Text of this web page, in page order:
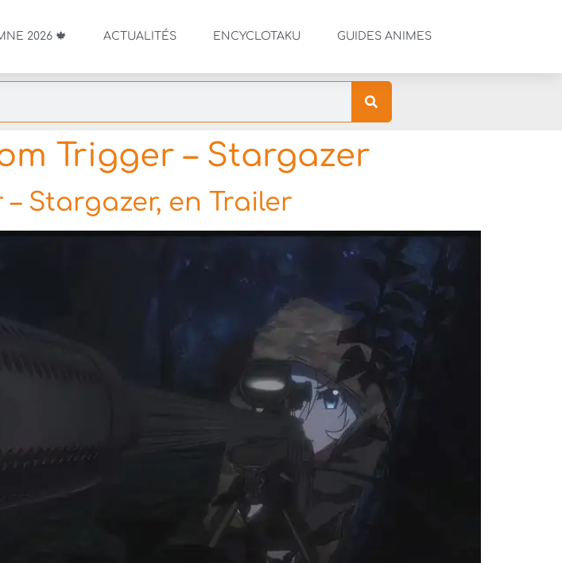
2026 🍁 ACTUALITÉS ENCYCLOTAKU GUIDES ANIMES
Trigger – Stargazer
Stargazer, en Trailer